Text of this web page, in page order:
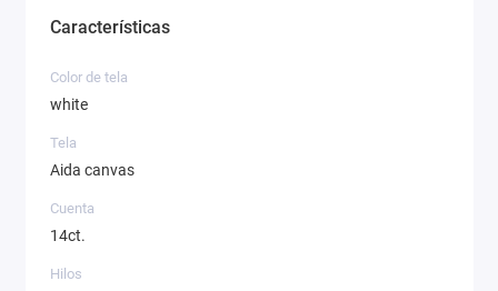
Características
Color de tela
white
Tela
Aida canvas
Cuenta
14ct.
Hilos